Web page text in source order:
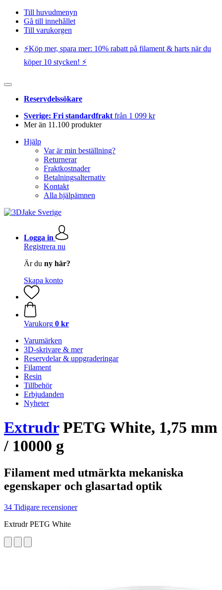
Till huvudmenyn
Gå till innehållet
Till varukorgen
⚡️Köp mer, spara mer: 10% rabatt på filament & harts när du
köper 10 stycken! ⚡️
Reservdelssökare
Sverige: Fri standardfrakt från 1 099 kr
Mer än 11.100 produkter
Hjälp
Var är min beställning?
Returnerar
Fraktkostnader
Betalningsalternativ
Kontakt
Alla hjälpämnen
Logga in
Registrera nu
Är du ny här?
Skapa konto
Varukorg 0 kr
Varumärken
3D-skrivare & mer
Reservdelar & uppgraderingar
Filament
Resin
Tillbehör
Erbjudanden
Nyheter
ExtrudrPETG White, 1,75 mm
/ 10000 g
Filament med utmärkta mekaniska
egenskaper och glasartad optik
34 Tidigare recensioner
Extrudr PETG White